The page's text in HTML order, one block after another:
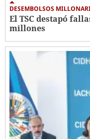
DESEMBOLSOS
El TSC destapó
millones